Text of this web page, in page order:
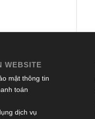
WEBSITE
mật thông tin
toán
dịch vụ